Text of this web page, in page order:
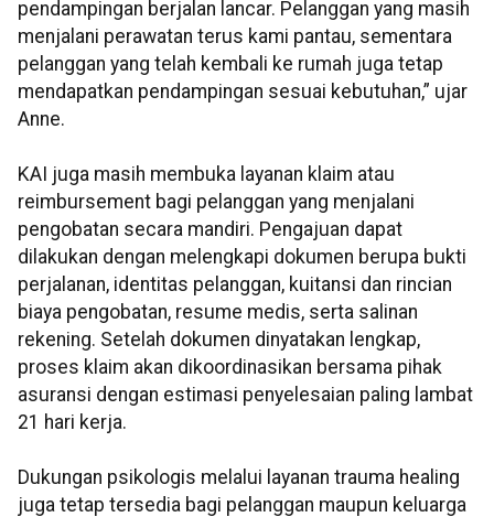
pendampingan berjalan lancar. Pelanggan yang masih
menjalani perawatan terus kami pantau, sementara
pelanggan yang telah kembali ke rumah juga tetap
mendapatkan pendampingan sesuai kebutuhan,” ujar
Anne.
KAI juga masih membuka layanan klaim atau
reimbursement bagi pelanggan yang menjalani
pengobatan secara mandiri. Pengajuan dapat
dilakukan dengan melengkapi dokumen berupa bukti
perjalanan, identitas pelanggan, kuitansi dan rincian
biaya pengobatan, resume medis, serta salinan
rekening. Setelah dokumen dinyatakan lengkap,
proses klaim akan dikoordinasikan bersama pihak
asuransi dengan estimasi penyelesaian paling lambat
21 hari kerja.
Dukungan psikologis melalui layanan trauma healing
juga tetap tersedia bagi pelanggan maupun keluarga